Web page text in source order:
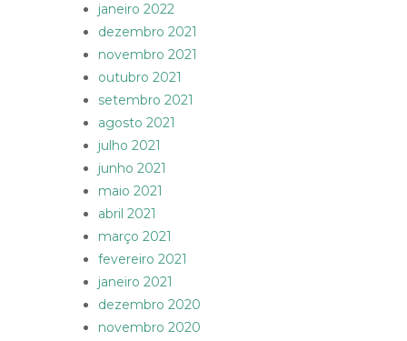
janeiro 2022
dezembro 2021
novembro 2021
outubro 2021
setembro 2021
agosto 2021
julho 2021
junho 2021
maio 2021
abril 2021
março 2021
fevereiro 2021
janeiro 2021
dezembro 2020
novembro 2020